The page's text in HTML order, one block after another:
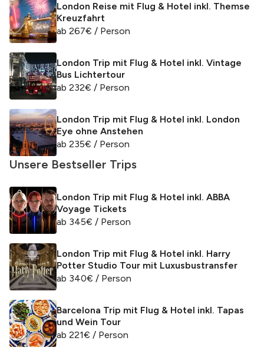
London Reise mit Flug & Hotel inkl. Themse
Kreuzfahrt
ab 267€ / Person
London Trip mit Flug & Hotel inkl. Vintage
Bus Lichtertour
ab 232€ / Person
London Trip mit Flug & Hotel inkl. London
Eye ohne Anstehen
ab 235€ / Person
Unsere Bestseller Trips
London Trip mit Flug & Hotel inkl. ABBA
Voyage Tickets
ab 345€ / Person
London Trip mit Flug & Hotel inkl. Harry
Potter Studio Tour mit Luxusbustransfer
ab 340€ / Person
Barcelona Trip mit Flug & Hotel inkl. Tapas
und Wein Tour
ab 221€ / Person